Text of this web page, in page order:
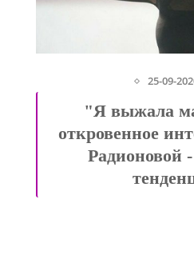
25-09-
"Я выжала
откровенное
Радионовой